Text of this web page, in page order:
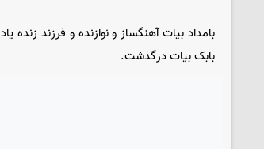
بامداد بیات آهنگساز و نوازنده و فرزند زنده یاد
بابک بیات درگذشت.